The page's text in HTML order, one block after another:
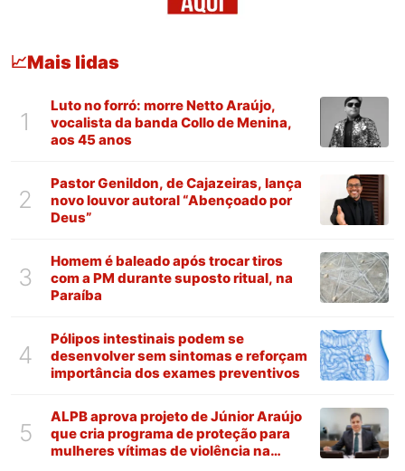
📈Mais lidas
1
Luto no forró: morre Netto Araújo,
vocalista da banda Collo de Menina,
aos 45 anos
2
Pastor Genildon, de Cajazeiras, lança
novo louvor autoral “Abençoado por
Deus”
3
Homem é baleado após trocar tiros
com a PM durante suposto ritual, na
Paraíba
4
Pólipos intestinais podem se
desenvolver sem sintomas e reforçam
importância dos exames preventivos
5
ALPB aprova projeto de Júnior Araújo
que cria programa de proteção para
mulheres vítimas de violência na